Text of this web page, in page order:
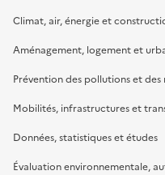
Climat, air, énergie et
Aménagement, logement et
Prévention des pollutions et des
Mobilités, infrastructures et
Données, statistiques et études
Évaluation environnementale,